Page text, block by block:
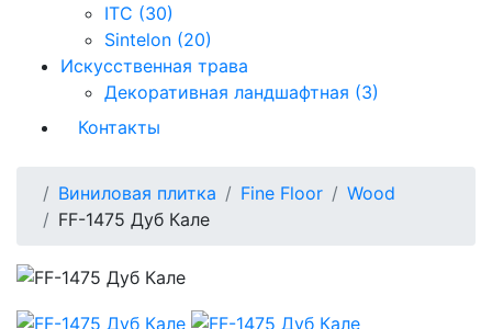
ITC (30)
Sintelon (20)
Искусственная трава
Декоративная ландшафтная (3)
Контакты
Виниловая плитка Fine Floor
Wood
FF-1475 Дуб Кале